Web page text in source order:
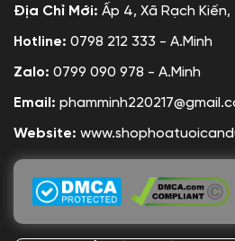
Địa Chỉ Mới: Ấp 4, Xã Rạch Kiến,
Hotline: 0798 212 333 - A.Minh
Zalo: 0799 090 978 - A.Minh
Email:
Website: